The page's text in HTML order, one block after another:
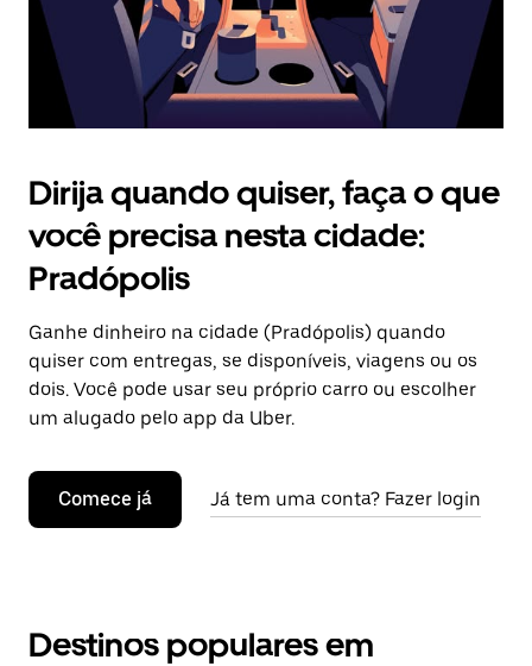
Dirija quando quiser, faça o que
você precisa nesta cidade:
Pradópolis
Ganhe dinheiro na cidade (Pradópolis) quando
quiser com entregas, se disponíveis, viagens ou os
dois. Você pode usar seu próprio carro ou escolher
um alugado pelo app da Uber.
Comece já Já tem uma conta? Fazer login
Destinos populares em